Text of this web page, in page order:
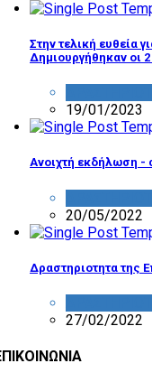
Στην τελική ευθεία
Δημιουργήθηκαν οι
19/01/2023
Ανοιχτή εκδήλωση -
20/05/2022
Δραστηριοτητα της
27/02/2022